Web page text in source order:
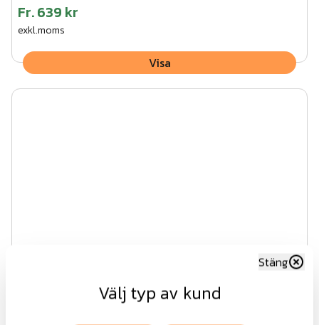
Fr.639 kr
exkl.moms
Visa
Nydala T-stolpeVälj typ av kund
Stäng